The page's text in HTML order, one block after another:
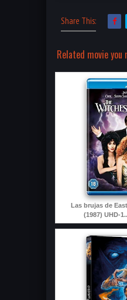
Share This:
Related movie
Las brujas de
(1987) UHD-